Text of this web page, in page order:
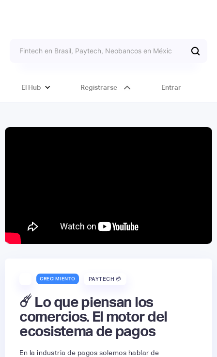
El Hub Registrarse Entrar
CRECIMIENTO PAYTECH 💳
☄️ Lo que piensan los
comercios. El motor del
ecosistema de pagos
En la industria de pagos solemos hablar de